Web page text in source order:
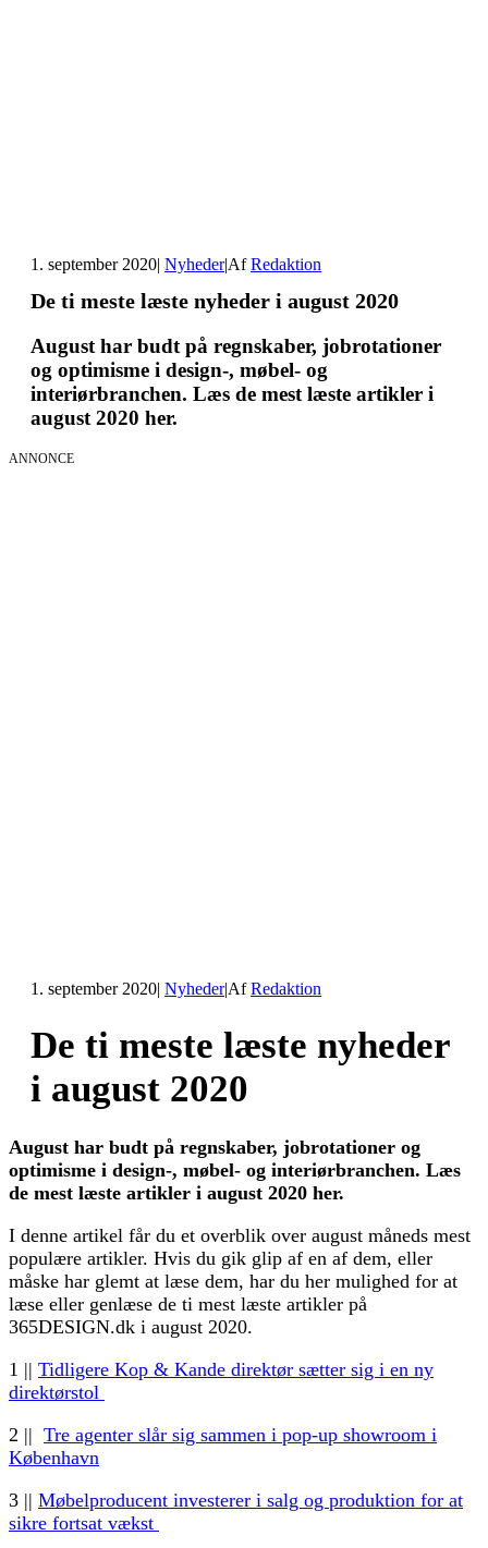
1. september 2020| Nyheder|AfRedaktion
De ti meste læste nyheder i august 2020
August har budt på regnskaber, jobrotationer
og optimisme i design-, møbel- og
interiørbranchen. Læs de mest læste artikler i
august 2020 her.
ANNONCE
1. september 2020| Nyheder|AfRedaktion
De ti meste læste nyheder
i august 2020
August har budt på regnskaber, jobrotationer og
optimisme i design-, møbel- og interiørbranchen. Læs
de mest læste artikler i august 2020 her.
I denne artikel får du et overblik over august måneds mest
populære artikler. Hvis du gik glip af en af dem, eller
måske har glemt at læse dem, har du her mulighed for at
læse eller genlæse de ti mest læste artikler på
365DESIGN.dk i august 2020.
1 || Tidligere Kop & Kande direktør sætter sig i en ny
direktørstol
2 || Tre agenter slår sig sammen i pop-up showroom i
København
3 || Møbelproducent investerer i salg og produktion for at
sikre fortsat vækst